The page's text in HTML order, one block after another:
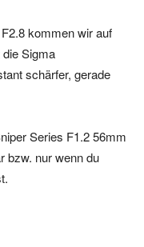
kommen wir auf
Sigma
schärfer, gerade
Series F1.2 56mm
bzw. nur wenn du